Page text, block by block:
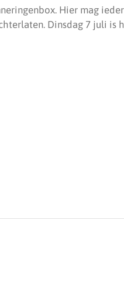
Hier mag
Dinsdag 7 juli is